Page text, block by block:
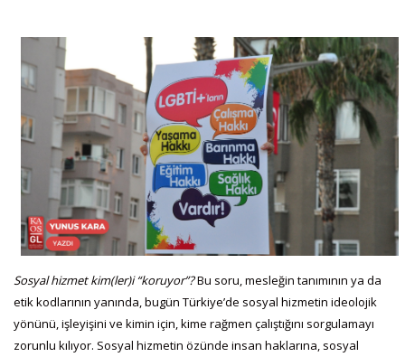
Sosyal hizmet kim(ler)i “koruyor”?Bu soru, mesleğin tanımının ya da
etik kodlarının yanında, bugün Türkiye’de sosyal hizmetin ideolojik
yönünü, işleyişini ve kimin için, kime rağmen çalıştığını sorgulamayı
zorunlu kılıyor. Sosyal hizmetin özünde insan haklarına, sosyal